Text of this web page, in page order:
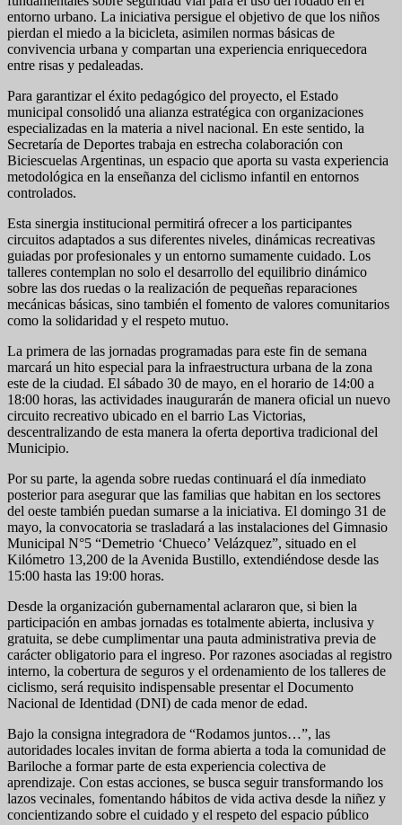
entorno urbano. La iniciativa persigue el objetivo de que los niños
pierdan el miedo a la bicicleta, asimilen normas básicas de
convivencia urbana y compartan una experiencia enriquecedora
entre risas y pedaleadas.
Para garantizar el éxito pedagógico del proyecto, el Estado
municipal consolidó una alianza estratégica con organizaciones
especializadas en la materia a nivel nacional. En este sentido, la
Secretaría de Deportes trabaja en estrecha colaboración con
Biciescuelas Argentinas, un espacio que aporta su vasta experiencia
metodológica en la enseñanza del ciclismo infantil en entornos
controlados.
Esta sinergia institucional permitirá ofrecer a los participantes
circuitos adaptados a sus diferentes niveles, dinámicas recreativas
guiadas por profesionales y un entorno sumamente cuidado. Los
talleres contemplan no solo el desarrollo del equilibrio dinámico
sobre las dos ruedas o la realización de pequeñas reparaciones
mecánicas básicas, sino también el fomento de valores comunitarios
como la solidaridad y el respeto mutuo.
La primera de las jornadas programadas para este fin de semana
marcará un hito especial para la infraestructura urbana de la zona
este de la ciudad. El sábado 30 de mayo, en el horario de 14:00 a
18:00 horas, las actividades inaugurarán de manera oficial un nuevo
circuito recreativo ubicado en el barrio Las Victorias,
descentralizando de esta manera la oferta deportiva tradicional del
Municipio.
Por su parte, la agenda sobre ruedas continuará el día inmediato
posterior para asegurar que las familias que habitan en los sectores
del oeste también puedan sumarse a la iniciativa. El domingo 31 de
mayo, la convocatoria se trasladará a las instalaciones del Gimnasio
Municipal N°5 “Demetrio ‘Chueco’ Velázquez”, situado en el
Kilómetro 13,200 de la Avenida Bustillo, extendiéndose desde las
15:00 hasta las 19:00 horas.
Desde la organización gubernamental aclararon que, si bien la
participación en ambas jornadas es totalmente abierta, inclusiva y
gratuita, se debe cumplimentar una pauta administrativa previa de
carácter obligatorio para el ingreso. Por razones asociadas al registro
interno, la cobertura de seguros y el ordenamiento de los talleres de
ciclismo, será requisito indispensable presentar el Documento
Nacional de Identidad (DNI) de cada menor de edad.
Bajo la consigna integradora de “Rodamos juntos…”, las
autoridades locales invitan de forma abierta a toda la comunidad de
Bariloche a formar parte de esta experiencia colectiva de
aprendizaje. Con estas acciones, se busca seguir transformando los
lazos vecinales, fomentando hábitos de vida activa desde la niñez y
concientizando sobre el cuidado y el respeto del espacio público